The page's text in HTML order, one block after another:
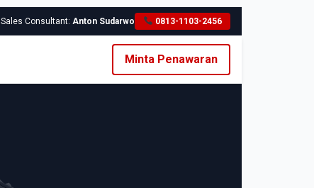
Sales Consultant:Anton Sudarwo 0813-1103-2456
Minta Penawaran